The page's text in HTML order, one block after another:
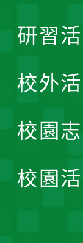
研習
校外
校園
校園